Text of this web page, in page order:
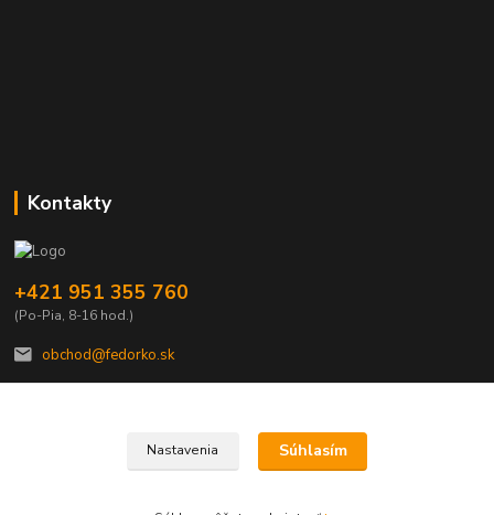
Kontakty
+421 951 355 760
(Po-Pia, 8-16 hod.)
obchod@fedorko.sk
© Copyright FEDORKO s.r.o. 1990
Nastavenia Súhlasím